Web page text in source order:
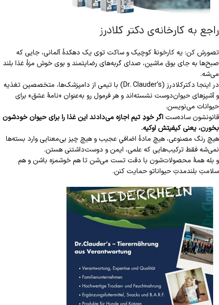
راجع به کارخانه‌ی دکتر کلادرز
تصورش کن: یه کارخونهٔ کوچیک و ساکت توی یک دهکدهٔ آلمانی، جایی که
صبح‌ها به جای بوق ماشین، صدای گربه‌های رضایتمند و بوی خوش مزهٔ غذا بلند
می‌شه.
در اینجا دکترکلادرز (Dr. Clauder’s) با تیمی از دامپزشک‌ها، متخصصین تغذیه
و آشپزهای حیوان‌دوست نشسته‌اند و هر فرمول رو به‌عنوان «نامهٔ عشق» برای
حیوانات می‌نویسن.
قانونشون ساده‌ست اگر خودِ تیم اجازه می‌دادند این غذا را برای حیوان خودشون
بخورن، یعنی کیفیتش اوکیه.
هیچ رنگ مصنوعی، هیچ مادهٔ اضافیِ عجیب و هیچ چیز بی‌معنایی وارد بسته‌ها
نمی‌شه فقط ترکیب‌هایی که علمی، ایمن و دوست‌داشتنی هستن.
و بله همهٔ محصولات‌شون با دقت تست می‌شن تا هم خوشمزه باشن و هم
سلامتِ بلندمدتِ حیواناتو حمایت کنن.